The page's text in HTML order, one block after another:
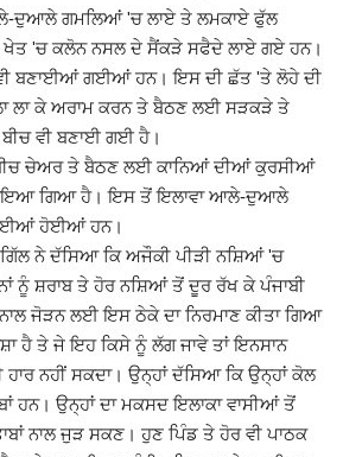
ਦੁਆਲੇ ਗਮਲਿਆਂ 'ਚ ਲਾਏ ਤੇ ਲਮਕਾਏ ਫੁੱਲ
ਖੇਤ 'ਚ ਕਲੋਨ ਨਸਲ ਦੇ ਸੈਂਕੜੇ ਸਫੈਦੇ ਲਾਏ ਗਏ ਹਨ।
ਬਣਾਈਆਂ ਗਈਆਂ ਹਨ। ਇਸ ਦੀ ਛੱਤ 'ਤੇ ਲੋਹੇ ਦੀ
ਲਾ ਕੇ ਅਰਾਮ ਕਰਨ ਤੇ ਬੈਠਣ ਲਈ ਸੜਕੜੇ ਤੇ
ਵੀ ਬਣਾਈ ਗਈ ਹੈ।
ਚੇਅਰ ਤੇ ਬੈਠਣ ਲਈ ਕਾਨਿਆਂ ਦੀਆਂ ਕੁਰਸੀਆਂ
ਗਿਆ ਹੈ। ਇਸ ਤੋਂ ਇਲਾਵਾ ਆਲੇ-ਦੁਆਲੇ
ਹੋਈਆਂ ਹਨ।
ਨੇ ਦੱਸਿਆ ਕਿ ਅਜੌਕੀ ਪੀੜੀ ਨਸ਼ਿਆਂ 'ਚ
ਨੂੰ ਸ਼ਰਾਬ ਤੇ ਹੋਰ ਨਸ਼ਿਆਂ ਤੋਂ ਦੂਰ ਰੱਖ ਕੇ ਪੰਜਾਬੀ
ਨਾਲ ਜੋੜਨ ਲਈ ਇਸ ਠੇਕੇ ਦਾ ਨਿਰਮਾਣ ਕੀਤਾ ਗਿਆ
ਹੈ ਤੇ ਜੇ ਇਹ ਕਿਸੇ ਨੂੰ ਲੱਗ ਜਾਵੇ ਤਾਂ ਇਨਸਾਨ
ਹਾਰ ਨਹੀਂ ਸਕਦਾ। ਉਨ੍ਹਾਂ ਦੱਸਿਆ ਕਿ ਉਨ੍ਹਾਂ ਕੋਲ
ਹਨ। ਉਨ੍ਹਾਂ ਦਾ ਮਕਸਦ ਇਲਾਕਾ ਵਾਸੀਆਂ ਤੋਂ
ਨਾਲ ਜੁੜ ਸਕਣ। ਹੁਣ ਪਿੰਡ ਤੇ ਹੋਰ ਵੀ ਪਾਠਕ